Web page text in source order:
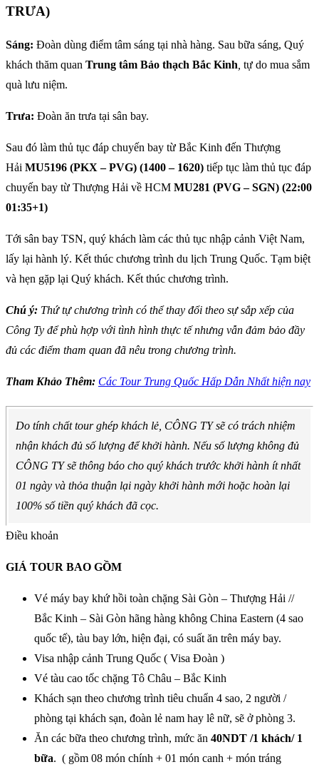
TRƯA)
Sáng: Đoàn dùng điểm tâm sáng tại nhà hàng. Sau bữa sáng, Quý
khách thăm quan Trung tâm Bảo thạch Bắc Kinh tự do mua sắm
quà lưu niệm.
Trưa: Đoàn ăn trưa tại sân bay.
Sau đó làm thủ tục đáp chuyến bay từ Bắc Kinh đến Thượng
Hải MU5196 (PKX – PVG) (1400 – 1620) tiếp tục làm thủ tục đáp
chuyến bay từ Thượng Hải về HCM MU281 (PVG – SGN) (22:00
01:35+1)
Tới sân bay TSN, quý khách làm các thủ tục nhập cảnh Việt Nam,
lấy lại hành lý. Kết thúc chương trình du lịch Trung Quốc. Tạm biệt
và hẹn gặp lại Quý khách. Kết thúc chương trình.
Chú ý: Thứ tự chương trình có thể thay đổi theo sự sắp xếp của
Công Ty để phù hợp với tình hình thực tế nhưng vẫn đảm bảo đầy
đủ các điểm tham quan đã nêu trong chương trình.
Tham Khảo Thêm: Các Tour Trung Quốc Hấp Dẫn Nhất hiện nay
Do tính chất tour ghép khách lẻ, CÔNG TY sẽ có trách nhiệm
nhận khách đủ số lượng để khởi hành. Nếu số lượng không đủ
CÔNG TY sẽ thông báo cho quý khách trước khởi hành ít nhất
01 ngày và thỏa thuận lại ngày khởi hành mới hoặc hoàn lại
100% số tiền quý khách đã cọc.
Điều khoản
GIÁ TOUR BAO GỒM
Vé máy bay khứ hồi toàn chặng Sài Gòn – Thượng Hải //
Bắc Kinh – Sài Gòn hãng hàng không China Eastern (4 sao
quốc tế), tàu bay lớn, hiện đại, có suất ăn trên máy bay.
Visa nhập cảnh Trung Quốc ( Visa Đoàn )
Vé tàu cao tốc chặng Tô Châu – Bắc Kinh
Khách sạn theo chương trình tiêu chuẩn 4 sao, 2 người /
phòng tại khách sạn, đoàn lẻ nam hay lê nữ, sẽ ở phòng 3.
Ăn các bữa theo chương trình, mức ăn 40NDT /1 khách/ 1
bữa. ( gồm 08 món chính + 01 món canh + món tráng